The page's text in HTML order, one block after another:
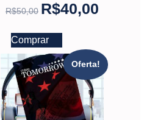
R$50,00 R$40,00
Comprar
Oferta!